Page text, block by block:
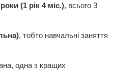
(1 рік 4 міс.), всього 3
, тобто навчальні заняття
одна з кращих